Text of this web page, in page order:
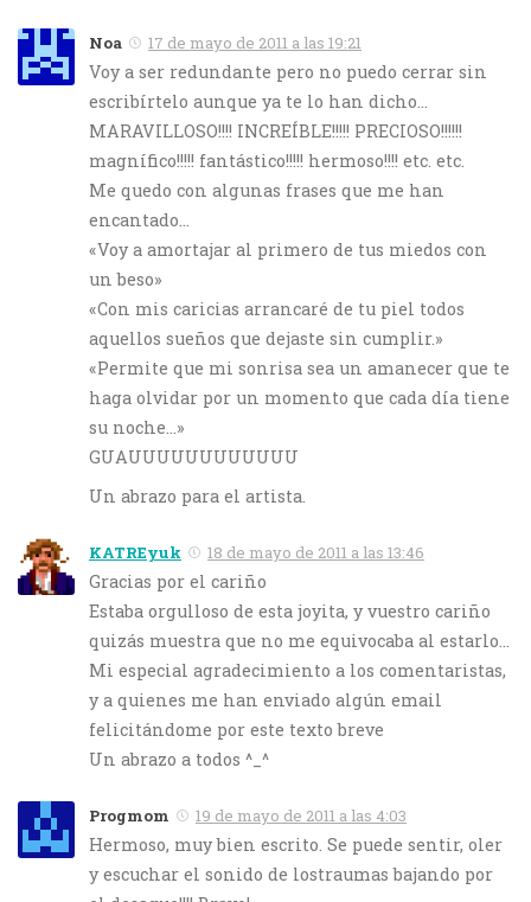
Noa 17 de mayo de 2011 a las 19:21
Voy a ser redundante pero no puedo cerrar sin
escribírtelo aunque ya te lo han dicho…
MARAVILLOSO!!!! INCREÍBLE!!!!! PRECIOSO!!!!!!
magnífico!!!!! fantástico!!!!! hermoso!!!! etc. etc.
Me quedo con algunas frases que me han
encantado…
«Voy a amortajar al primero de tus miedos con
un beso»
«Con mis caricias arrancaré de tu piel todos
aquellos sueños que dejaste sin cumplir.»
«Permite que mi sonrisa sea un amanecer que te
haga olvidar por un momento que cada día tiene
su noche…»
GUAUUUUUUUUUUUU
Un abrazo para el artista.
KATREyuk 18 de mayo de 2011 a las 13:46
Gracias por el cariño
Estaba orgulloso de esta joyita, y vuestro cariño
quizás muestra que no me equivocaba al estarlo…
Mi especial agradecimiento a los comentaristas,
y a quienes me han enviado algún email
felicitándome por este texto breve
Un abrazo a todos ^_^
Progmom 19 de mayo de 2011 a las 4:03
Hermoso, muy bien escrito. Se puede sentir, oler
y escuchar el sonido de lostraumas bajando por